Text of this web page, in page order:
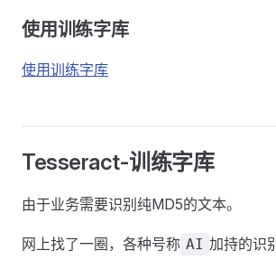
使用训练字库
使用训练字库
Tesseract-训练字库
由于业务需要识别纯MD5的文本。
网上找了一圈，各种号称 AI 加持的识